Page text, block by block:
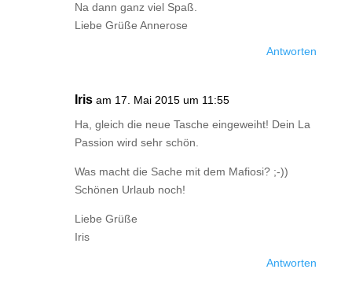
Na dann ganz viel Spaß.
Liebe Grüße Annerose
Antworten
Iris am 17. Mai 2015 um 11:55
Ha, gleich die neue Tasche eingeweiht! Dein La
Passion wird sehr schön.
Was macht die Sache mit dem Mafiosi? ;-))
Schönen Urlaub noch!
Liebe Grüße
Iris
Antworten